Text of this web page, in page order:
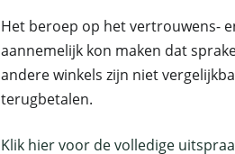
Het beroep op het vertrouwens-
aannemelijk kon maken dat
andere winkels zijn niet
terugbetalen.
Klik hier voor de volledige